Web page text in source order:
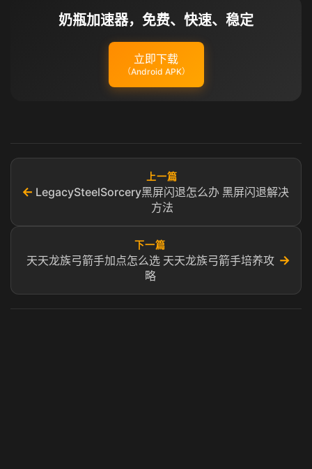
奶瓶加速器，免费、快速、稳定
立即下载
（Android APK）
←
上一篇
LegacySteelSorcery黑屏闪退怎么办 黑屏闪退解决
方法
下一篇
天天龙族弓箭手加点怎么选 天天龙族弓箭手培养攻
略
→